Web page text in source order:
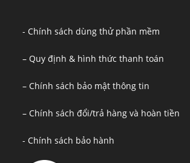
- Chính sách dùng thử phần mềm
– Quy định & hình thức thanh toán
– Chính sách bảo mật thông tin
– Chính sách đổi/trả hàng và hoàn tiền
- Chính sách bảo hành